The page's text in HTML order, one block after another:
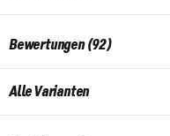
Bewertungen (92)
Alle Varianten